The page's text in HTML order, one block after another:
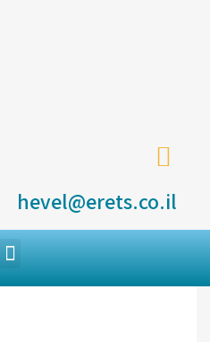
hevel@erets.co.il